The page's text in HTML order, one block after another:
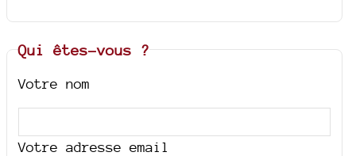
Qui êtes-vous ?
Votre nom
Votre adresse email